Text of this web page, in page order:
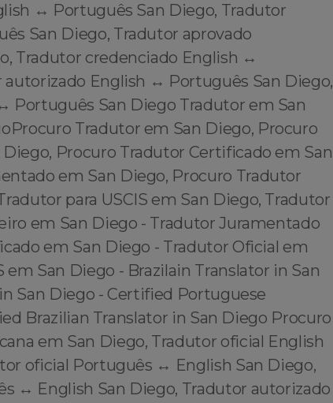
↔️ Português San Diego, Tradutor
San Diego, Tradutor aprovado
Tradutor credenciado English ↔️
English ↔️ Português San Diego,
Português San Diego Tradutor em San
Tradutor em San Diego, Procuro
Procuro Tradutor Certificado em San
em San Diego, Procuro Tradutor
para USCIS em San Diego, Tradutor
em San Diego - Tradutor Juramentado
em San Diego - Tradutor Oficial em
em San Diego - Brazilain Translator in San
San Diego - Certified Portuguese
Brazilian Translator in San Diego Procuro
em San Diego, Tradutor oficial English
oficial Português ↔️ English San Diego,
↔️ English San Diego, Tradutor autorizado